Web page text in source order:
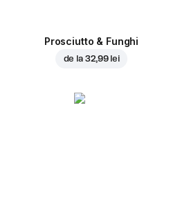
Prosciutto & Funghi
de la 32,99 lei